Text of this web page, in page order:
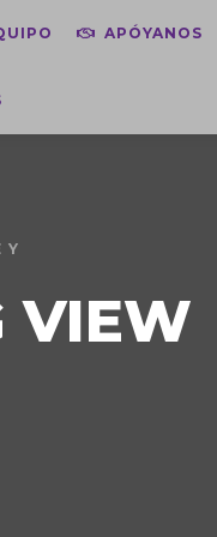
APÓYANOS
VIEW